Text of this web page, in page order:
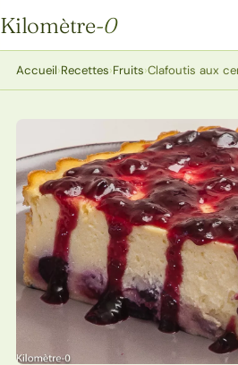
Kilomètre-0
Kilomètre-0
Accueil›Recettes›Fruits›Clafoutis aux